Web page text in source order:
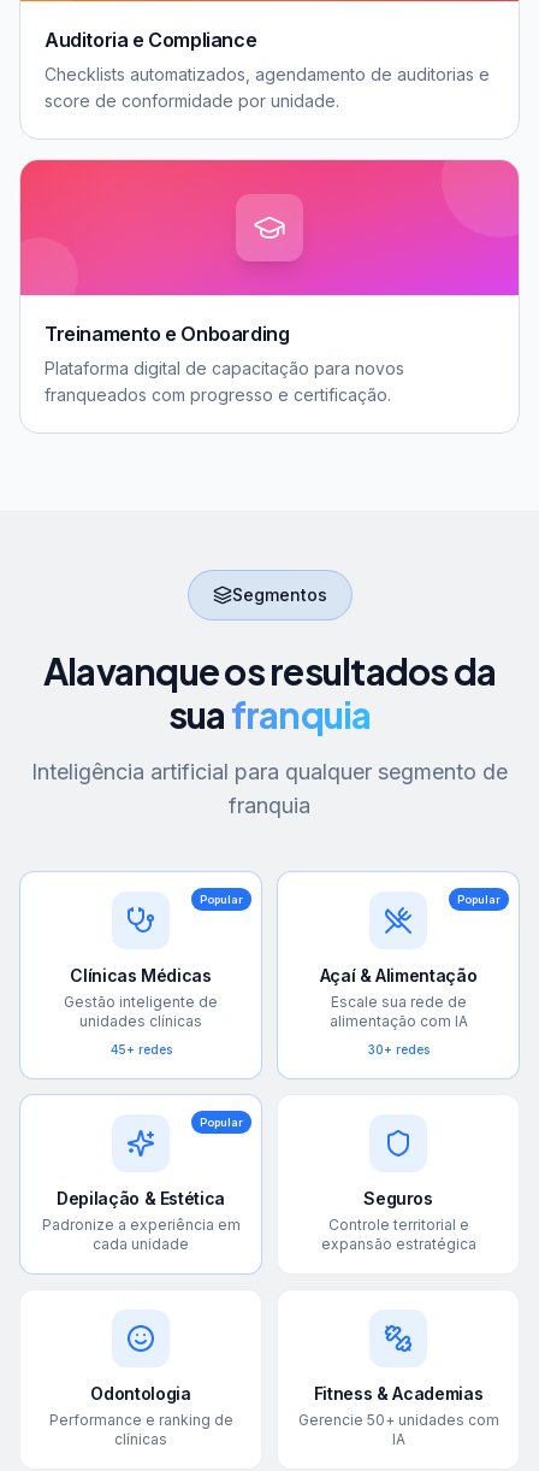
Auditoria e Compliance
Checklists automatizados, agendamento de auditorias e
score de conformidade por unidade.
Treinamento e Onboarding
Plataforma digital de capacitação para novos
franqueados com progresso e certificação.
Segmentos
Alavanque os resultados da
suafranquia
Inteligência artificial para qualquer segmento de
franquia
Popular
Clínicas Médicas
Gestão inteligente de
unidades clínicas
45+ redes
Popular
Açaí & Alimentação
Escale sua rede de
alimentação com IA
30+ redes
Popular
Depilação & Estética
Padronize a experiência em
cada unidade
Seguros
Controle territorial e
expansão estratégica
Odontologia
Performance e ranking de
clínicas
Fitness & Academias
Gerencie 50+ unidades com
IA